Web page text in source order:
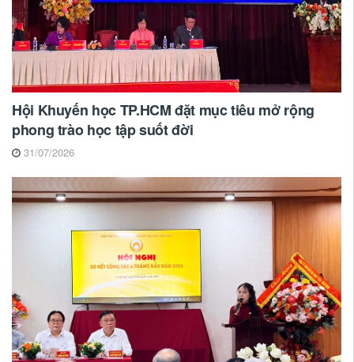
Hội Khuyến học TP.HCM đặt mục tiêu mở rộng
phong trào học tập suốt đời
31/07/2026